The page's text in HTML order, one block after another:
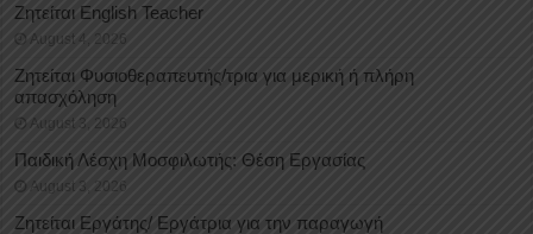
Ζητείται English Teacher
August 4, 2026
Ζητείται Φυσιοθεραπευτής/τρια για μερική ή πλήρη
απασχόληση
August 3, 2026
Παιδική Λέσχη Μοσφιλωτής: Θέση Εργασίας
August 3, 2026
Ζητείται Εργάτης/ Εργάτρια για την παραγωγή